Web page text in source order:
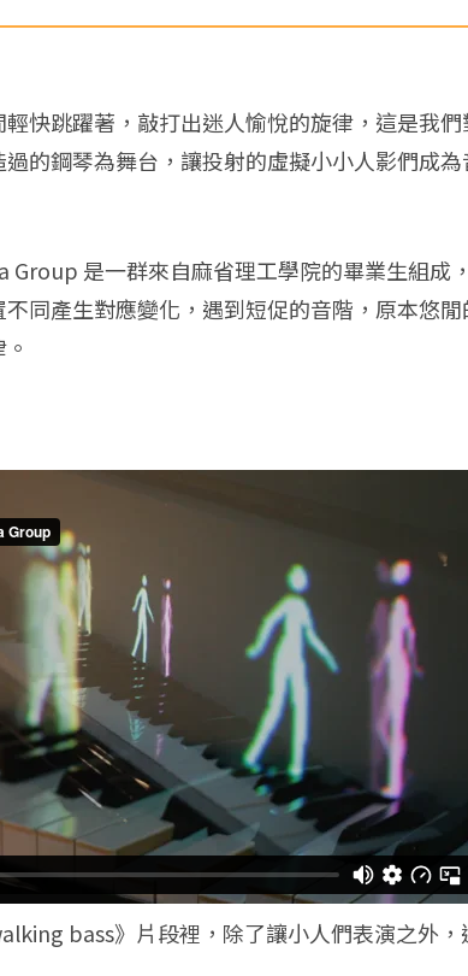
快跳躍著，敲打出迷人愉悅的旋律，這是我
的鋼琴為舞台，讓投射的虛擬小小人影們成
Group 是一群來自麻省理工學院的畢業生組
同產生對應變化，遇到短促的音階，原本悠
bass》片段裡，除了讓小人們表演之外